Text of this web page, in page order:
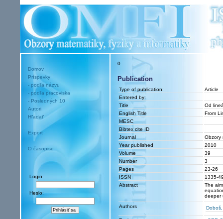
Domov
Príspevky
- podľa názvu
- podľa pracoviska
- Posledných 10
Autori
Hľadať
Export
O časopise
Login:
Heslo:
0
Publication
Type of publication:
Article
Entered by:
Title
Od
English Title
From
MESC
Bibtex cite ID
Journal
Obzory
Year published
2010
Volume
39
Number
3
Pages
23-26
ISSN
1335-
Abstract
The
deeper
Authors